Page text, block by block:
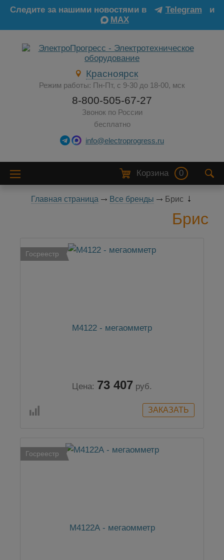
Следите за нашими новостями в Telegram
и
MAX
Красноярск
Режим работы: Пн-Пт, с 9-30 до 18-00, мск
8-800-505-67-27
Звонок по России
бесплатно
info@electroprogress.ru
Корзина 0
Главная страница Все бренды Брис
Брис
Госреестр
М4122 - мегаомметр
Цена: 73 407 руб.
Госреестр
М4122А - мегаомметр